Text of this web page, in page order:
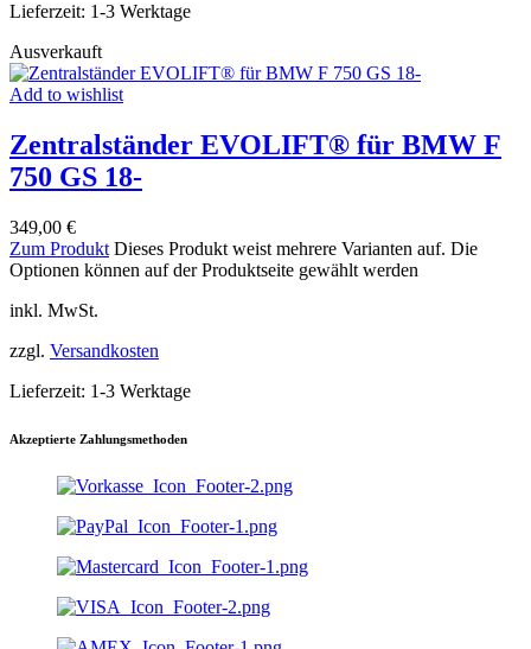
Lieferzeit: 1-3 Werktage
Ausverkauft
Add to wishlist
Zentralständer EVOLIFT® für BMW F
750 GS 18-
349,00 €
Zum Produkt Dieses Produkt weist mehrere Varianten auf. Die
Optionen können auf der Produktseite gewählt werden
inkl. MwSt.
zzgl. Versandkosten
Lieferzeit: 1-3 Werktage
Akzeptierte Zahlungsmethoden